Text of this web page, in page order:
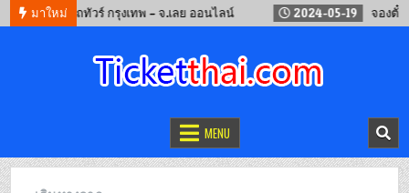
มาใหม่
จองรถทัวร์ กรุงเทพ – จ.เลย ออนไลน์ 2024-05-19 จองตั๋วรถไ
MENU